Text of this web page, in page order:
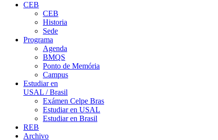
CEB
CEB
Historia
Sede
Programa
Agenda
BMQS
Ponto de Memória
Campus
Estudiar en
USAL / Brasil
Exámen Celpe Bras
Estudiar en USAL
Estudiar en Brasil
REB
Archivo